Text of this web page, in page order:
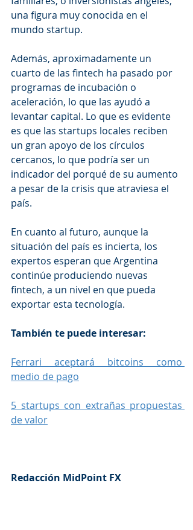
una figura muy conocida en el
mundo startup.
Además, aproximadamente un
cuarto de las fintech ha pasado por
programas de incubación o
aceleración, lo que las ayudó a
levantar capital. Lo que es evidente
es que las startups locales reciben
un gran apoyo de los círculos
cercanos, lo que podría ser un
indicador del porqué de su aumento
a pesar de la crisis que atraviesa el
país.
En cuanto al futuro, aunque la
situación del país es incierta, los
expertos esperan que Argentina
continúe produciendo nuevas
fintech, a un nivel en que pueda
exportar esta tecnología.
También te puede interesar:
Ferrari aceptará bitcoins como
medio de pago
5 startups con extrañas propuestas
de valor
Redacción MidPoint FX